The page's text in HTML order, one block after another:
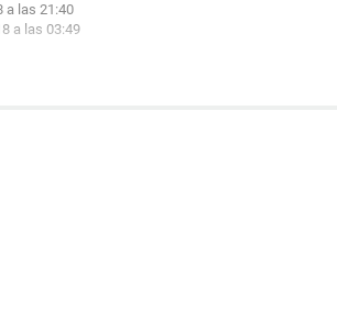
a las 21:40
a las 03:49